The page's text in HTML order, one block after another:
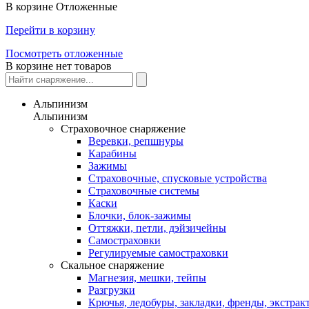
В корзине Отложенные
Перейти в корзину
Посмотреть отложенные
В корзине нет товаров
Альпинизм
Альпинизм
Страховочное снаряжение
Веревки, репшнуры
Карабины
Зажимы
Страховочные, спусковые устройства
Страховочные системы
Каски
Блочки, блок-зажимы
Оттяжки, петли, дэйзичейны
Самостраховки
Регулируемые самостраховки
Скальное снаряжение
Магнезия, мешки, тейпы
Разгрузки
Крючья, ледобуры, закладки, френды,